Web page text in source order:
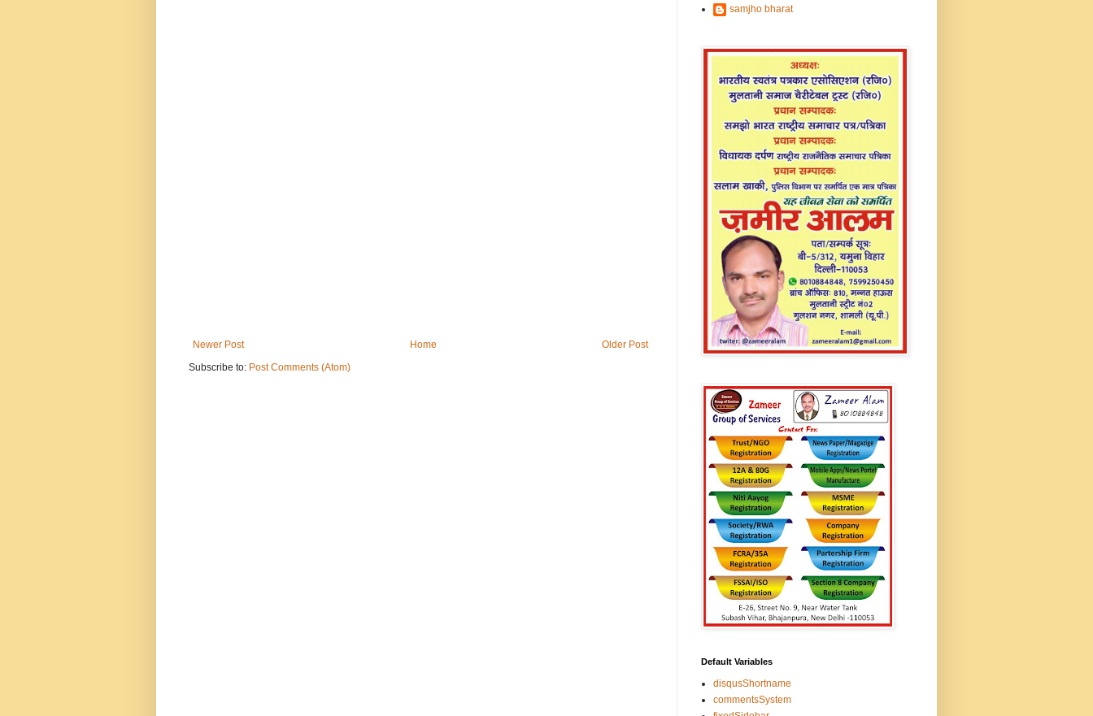
Newer Post Older Post
Home
Subscribe to: Post Comments (Atom)
samjho bharat
Default Variables
disqusShortname
commentsSystem